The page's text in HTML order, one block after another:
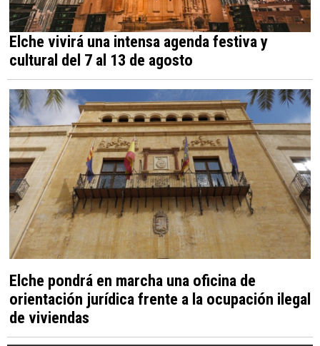
Elche vivirá una intensa agenda festiva y
cultural del 7 al 13 de agosto
Elche pondrá en marcha una oficina de
orientación jurídica frente a la ocupación ilegal
de viviendas